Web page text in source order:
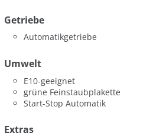
Getriebe
Automatikgetriebe
Umwelt
E10-geeignet
grüne Feinstaubplakette
Start-Stop Automatik
Extras